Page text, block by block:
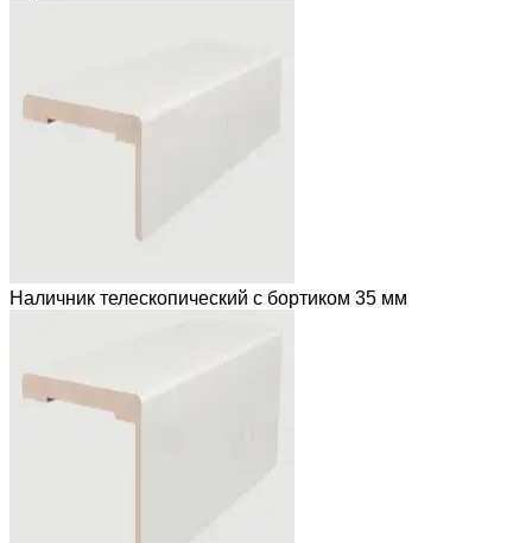
Наличник телескопический с бортиком 35 мм